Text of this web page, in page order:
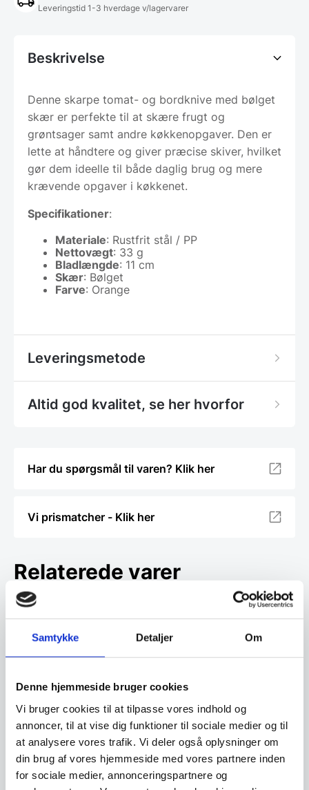
Samtykke Detaljer Om
Denne hjemmeside bruger cookies
Vi bruger cookies til at tilpasse vores indhold og
annoncer, til at vise dig funktioner til sociale medier og til
at analysere vores trafik. Vi deler også oplysninger om
din brug af vores hjemmeside med vores partnere inden
for sociale medier, annonceringspartnere og
Leveringstid 1-3 hverdage v/lagervarer
Beskrivelse
Denne skarpe tomat- og bordknive med bølget
skær er perfekte til at skære frugt og
grøntsager samt andre køkkenopgaver. Den er
lette at håndtere og giver præcise skiver, hvilket
gør dem ideelle til både daglig brug og mere
krævende opgaver i køkkenet.
Specifikationer:
Materiale: Rustfrit stål / PP
Nettovægt: 33 g
Bladlængde: 11 cm
Skær: Bølget
Farve: Orange
Leveringsmetode
Altid god kvalitet, se her hvorfor
Har du spørgsmål til varen? Klik her
Vi prismatcher - Klik her
Relaterede varer
Urtekniv 8 cm – Yaxell RAN
Urtekniv 8 cm, Yaxell
RAN Serien: RAN er et skridt op i
kvalitet i forhold til…
bordkniv blå, Victorinox
bordknive med bølget skær er
perfekte til at skære…